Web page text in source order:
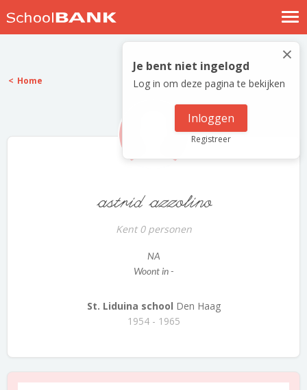
Nostalgische verhalen
Log in
Meld je gratis aan
×
Je bent niet ingelogd
Log in om deze pagina te bekijken
Inloggen
Registreer
Home
astrid azzolino
Kent 0 personen
NA
Woont in -
St. Liduina school Den Haag
1954 - 1965